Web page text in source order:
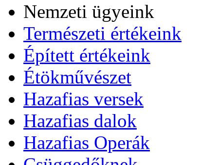
Nemzeti ügyeink
Természeti értékeink
Épített értékeink
Étökművészet
Hazafias versek
Hazafias dalok
Hazafias Operák